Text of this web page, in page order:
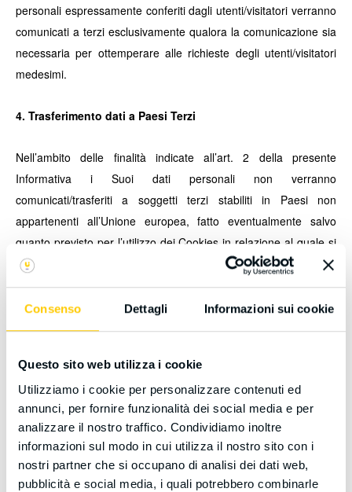
Consenso Dettagli Informazioni sui cookie
Questo sito web utilizza i cookie
Utilizziamo i cookie per personalizzare contenuti ed
annunci, per fornire funzionalità dei social media e per
analizzare il nostro traffico. Condividiamo inoltre
informazioni sul modo in cui utilizza il nostro sito con i
nostri partner che si occupano di analisi dei dati web,
pubblicità e social media, i quali potrebbero combinarle
personali espressamente conferiti dagli utenti/visitatori verranno
comunicati a terzi esclusivamente qualora la comunicazione sia
necessaria per ottemperare alle richieste degli utenti/visitatori
medesimi.
4. Trasferimento dati a Paesi Terzi
Nell’ambito delle finalità indicate all’art. 2 della presente
Informativa i Suoi dati personali non verranno
comunicati/trasferiti a soggetti terzi stabiliti in Paesi non
appartenenti all’Unione europea, fatto eventualmente salvo
quanto previsto per l’utilizzo dei Cookies in relazione al quale si
rimanda alla relativa sezione “Cookie Policy”.
5. Modalità del trattamento e periodo di conservazione dei
dati
I dati personali saranno trattati con strumenti informatici e/o
mediante elaborazioni manuali per il tempo necessario a
conseguire le finalità per cui sono stati raccolti. Inoltre, è bene
evidenziare che i Suoi dati personali non saranno soggetti a
profilazione, né sottoposti ad alcun processo decisionale
interamente automatizzato. I dati personali verranno conservati